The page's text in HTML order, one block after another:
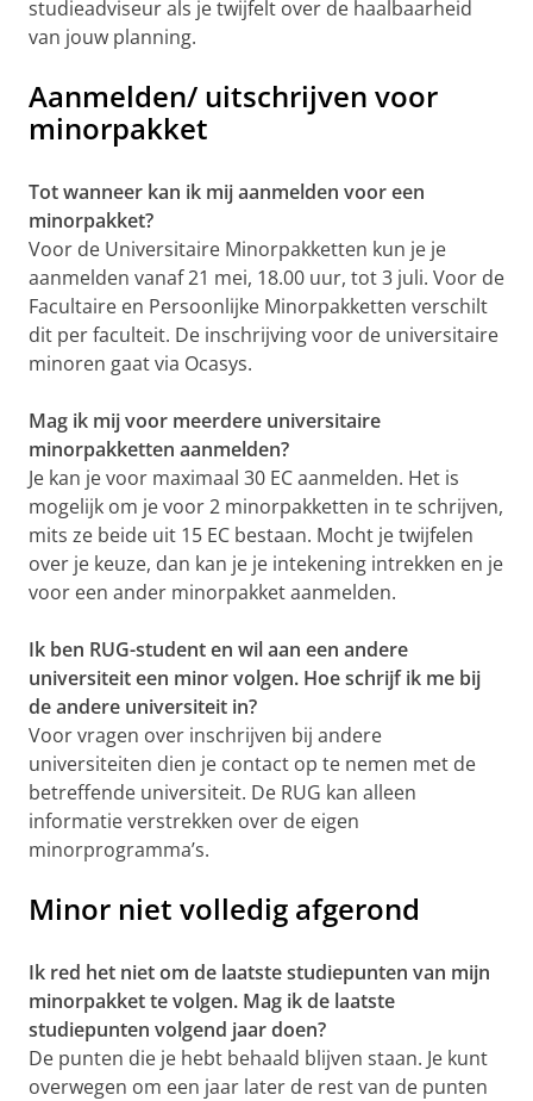
studieadviseur als je twijfelt over de haalbaarheid
van jouw planning.
Aanmelden/ uitschrijven voor
minorpakket
Tot wanneer kan ik mij aanmelden voor een
minorpakket?
Voor de Universitaire Minorpakketten kun je je
aanmelden vanaf 21 mei, 18.00 uur, tot 3 juli. Voor de
Facultaire en Persoonlijke Minorpakketten verschilt
dit per faculteit. De inschrijving voor de universitaire
minoren gaat via Ocasys.
Mag ik mij voor meerdere universitaire
minorpakketten aanmelden?
Je kan je voor maximaal 30 EC aanmelden. Het is
mogelijk om je voor 2 minorpakketten in te schrijven,
mits ze beide uit 15 EC bestaan. Mocht je twijfelen
over je keuze, dan kan je je intekening intrekken en je
voor een ander minorpakket aanmelden.
Ik ben RUG-student en wil aan een andere
universiteit een minor volgen. Hoe schrijf ik me bij
de andere universiteit in?
Voor vragen over inschrijven bij andere
universiteiten dien je contact op te nemen met de
betreffende universiteit. De RUG kan alleen
informatie verstrekken over de eigen
minorprogramma’s.
Minor niet volledig afgerond
Ik red het niet om de laatste studiepunten van mijn
minorpakket te volgen. Mag ik de laatste
studiepunten volgend jaar doen?
De punten die je hebt behaald blijven staan. Je kunt
overwegen om een jaar later de rest van de punten